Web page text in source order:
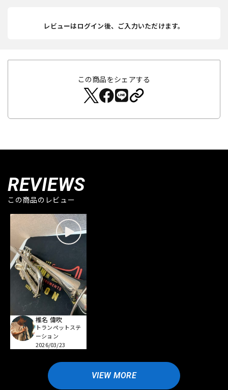
レビューはログイン後、ご入力いただけます。
この商品をシェアする
REVIEWS
この商品のレビュー
椎名 偉吹
トランペットステ
ーション
2026/03/23
VIEW MORE